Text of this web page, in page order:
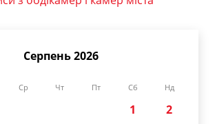
Серпень 2026
Ср Чт Пт Сб Нд
1
2